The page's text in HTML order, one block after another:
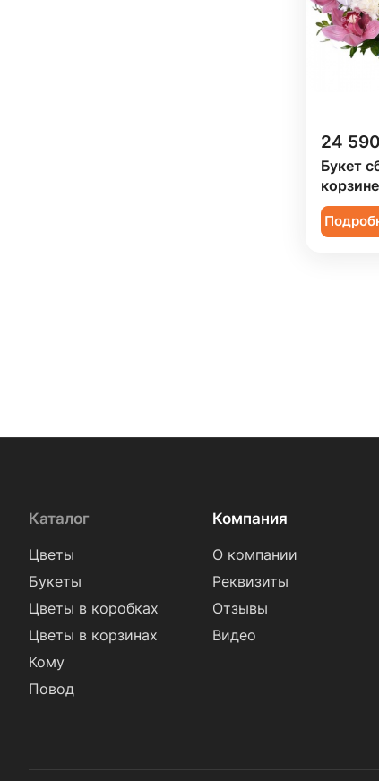
24
Букет
Каталог
Цветы
Букеты
Цветы в коробках
Цветы в корзинах
Кому
Повод
Компания
О компании
Реквизиты
Отзывы
Видео